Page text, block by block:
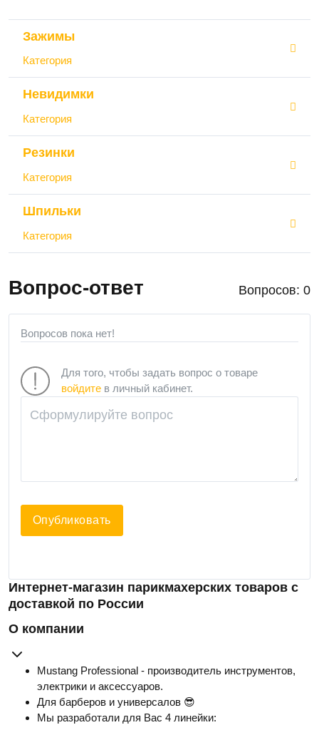
Зажимы
Категория
Невидимки
Категория
Резинки
Категория
Шпильки
Категория
Вопрос-ответ Вопросов: 0
Вопросов пока нет!
Для того, чтобы задать вопрос о товаре
войдите в личный кабинет.
Опубликовать
Интернет-магазин парикмахерских товаров с
доставкой по России
О компании
Mustang Professional - производитель инструментов,
электрики и аксессуаров.
Для барберов и универсалов 😎
Мы разработали для Вас 4 линейки: